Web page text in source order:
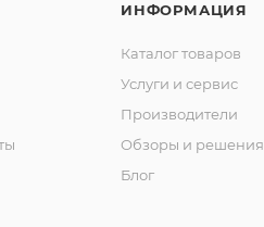
ИНФОРМАЦИЯ
Каталог товаров
Услуги и сервис
Производители
Обзоры и решения
Блог